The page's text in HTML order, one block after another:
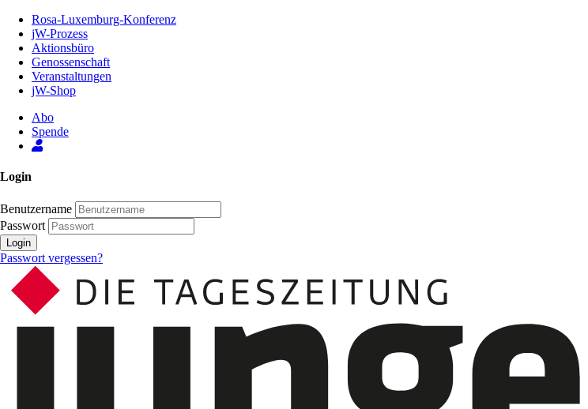
Inhalt
Seite
Rosa-Luxemburg-Konferenz
jW-Prozess
Aktionsbüro
Genossenschaft
Veranstaltungen
jW-Shop
Abo
Spende
Login
Benutzername
Passwort
Login
Passwort vergessen?